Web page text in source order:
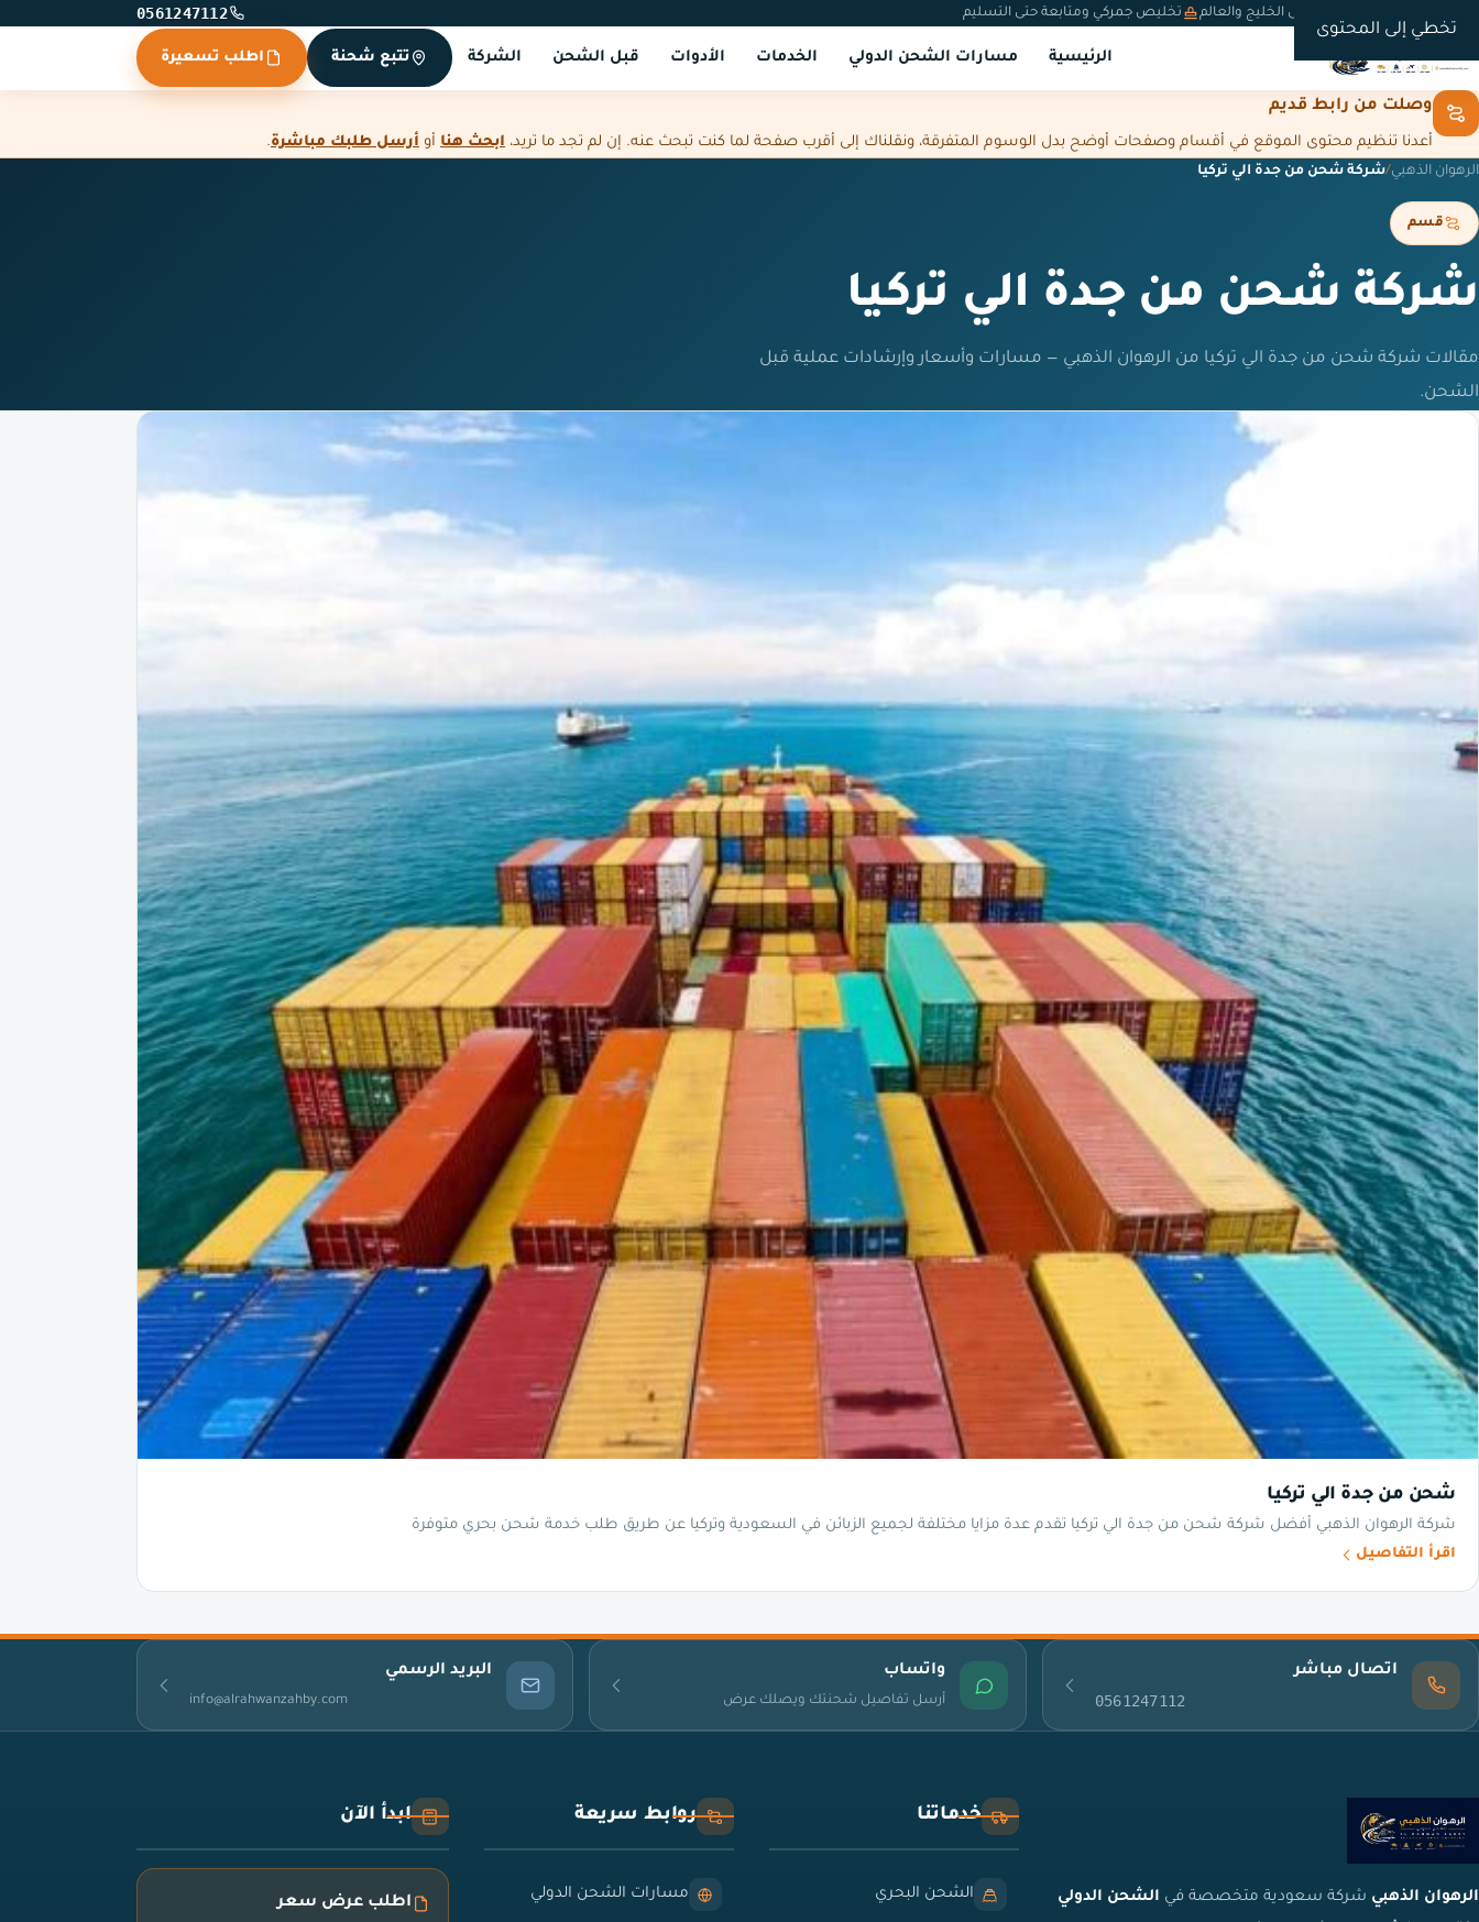
تخطي إلى المحتوى
شحن دولي من السعودية إلى الخليج والعالم تخليص جمركي ومتابعة حتى التسليم 0561247112
الرئيسية مسارات الشحن الدولي الخدمات الأدوات قبل الشحن الشركة تتبع شحنة اطلب تسعيرة
وصلت من رابط قديم
أعدنا تنظيم محتوى الموقع في أقسام وصفحات أوضح بدل الوسوم المتفرقة، ونقلناك إلى أقرب صفحة لما كنت تبحث عنه. إن لم تجد ما تريد، ابحث هنا أو أرسل طلبك مباشرة.
الرهوان الذهبي/شركة شحن من جدة الي تركيا
قسم
شركة شحن من جدة الي تركيا
مقالات شركة شحن من جدة الي تركيا من الرهوان الذهبي — مسارات وأسعار وإرشادات عملية قبل
الشحن.
شحن من جدة الي تركيا
شركة الرهوان الذهبي أفضل شركة شحن من جدة الي تركيا تقدم عدة مزايا مختلفة لجميع الزبائن في السعودية وتركيا عن طريق طلب خدمة شحن بحري متوفرة
اقرأ التفاصيل
اتصال مباشر
0561247112
واتساب
أرسل تفاصيل شحنتك ويصلك عرض
البريد الرسمي
info@alrahwanzahby.com
الرهوان الذهبي شركة سعودية متخصصة في الشحن الدولي
خدماتنا
الشحن البحري
روابط سريعة
مسارات الشحن الدولي
ابدأ الآن
اطلب عرض سعر